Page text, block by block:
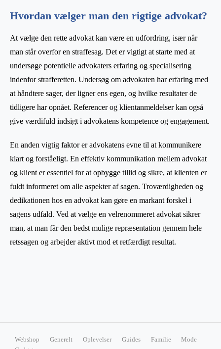
Hvordan vælger man den rigtige advokat?
At vælge den rette advokat kan være en udfordring, især når
man står overfor en straffesag. Det er vigtigt at starte med at
undersøge potentielle advokaters erfaring og specialisering
indenfor strafferetten. Undersøg om advokaten har erfaring med
at håndtere sager, der ligner ens egen, og hvilke resultater de
tidligere har opnået. Referencer og klientanmeldelser kan også
give værdifuld indsigt i advokatens kompetence og engagement.
En anden vigtig faktor er advokatens evne til at kommunikere
klart og forståeligt. En effektiv kommunikation mellem advokat
og klient er essentiel for at opbygge tillid og sikre, at klienten er
fuldt informeret om alle aspekter af sagen. Troværdigheden og
dedikationen hos en advokat kan gøre en markant forskel i
sagens udfald. Ved at vælge en velrenommeret advokat sikrer
man, at man får den bedst mulige repræsentation gennem hele
retssagen og arbejder aktivt mod et retfærdigt resultat.
Webshop Generelt Oplevelser Guides Familie
Mode